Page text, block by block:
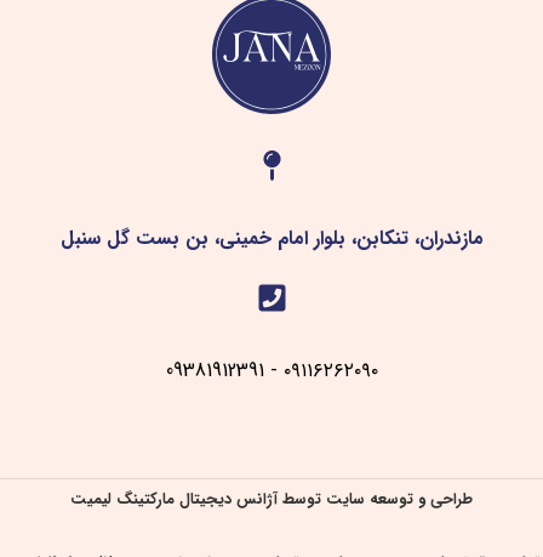
مازندران، تنکابن، بلوار امام خمینی، بن بست گل سنبل
۰۹۱۱۶۲۶۲۰۹۰ - 09381912391
طراحی و توسعه سایت توسط آژانس دیجیتال مارکتینگ لیمیت